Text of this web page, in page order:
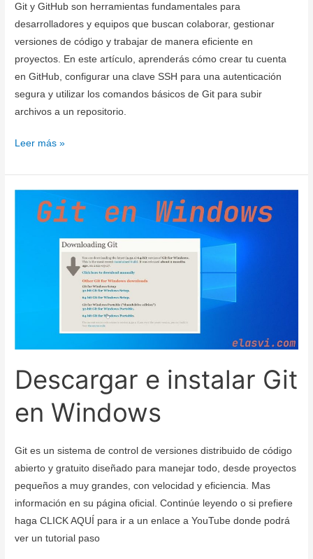
Git y GitHub son herramientas fundamentales para
desarrolladores y equipos que buscan colaborar, gestionar
versiones de código y trabajar de manera eficiente en
proyectos. En este artículo, aprenderás cómo crear tu cuenta
en GitHub, configurar una clave SSH para una autenticación
segura y utilizar los comandos básicos de Git para subir
archivos a un repositorio.
Cómo
tu
Archivos
con
Git.
GNU/Linux
–
Leer más »
Descargar e instalar Git
en Windows
Git es un sistema de control de versiones distribuido de código
abierto y gratuito diseñado para manejar todo, desde proyectos
pequeños a muy grandes, con velocidad y eficiencia. Mas
información en su página oficial. Continúe leyendo o si prefiere
haga CLICK AQUÍ para ir a un enlace a YouTube donde podrá
ver un tutorial paso